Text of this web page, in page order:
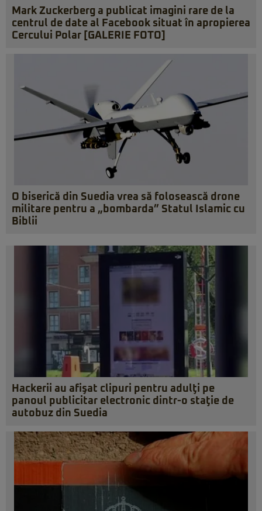
Mark Zuckerberg a publicat imagini rare de la
centrul de date al Facebook situat în apropierea
Cercului Polar [GALERIE FOTO]
O biserică din Suedia vrea să folosească drone
militare pentru a „bombarda” Statul Islamic cu
Biblii
Hackerii au afişat clipuri pentru adulţi pe
panoul publicitar electronic dintr-o staţie de
autobuz din Suedia